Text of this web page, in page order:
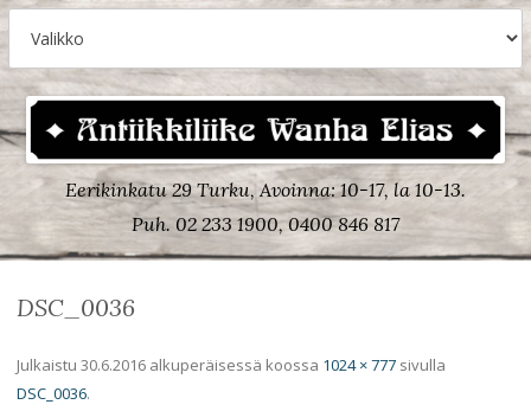
Eerikinkatu 29 Turku, Avoinna: 10-17, la 10-13.
Puh. 02 233 1900, 0400 846 817
DSC_0036
Julkaistu 30.6.2016 alkuperäisessä koossa 1024 × 777 sivulla
DSC_0036.